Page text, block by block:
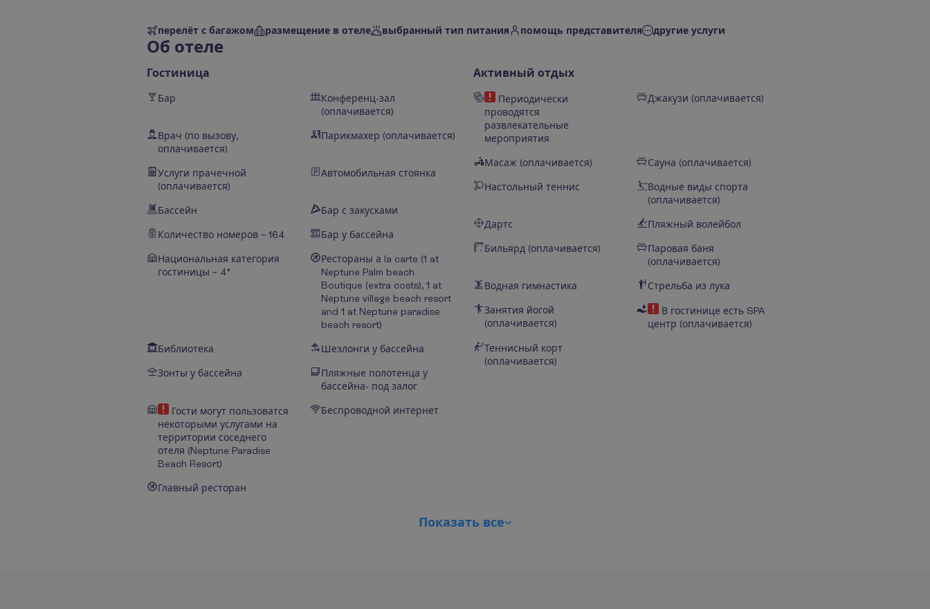
перелёт с багажом размещение в отеле выбранный тип питания помощь представителя другие услуги
Об отеле
Гостиница
Бар
Конференц-зал
(оплачивается)
Врач (по вызову,
оплачивается)
Парикмахер (оплачивается)
Услуги прачечной
(оплачивается)
Автомобильная стоянка
Бассейн Бар с закусками
Количество номеров – 164 Бар у бассейна
Национальная категория
гостиницы – 4*
Рестораны а la carte (1 at
Neptune Palm beach
Boutique (extra costs), 1 at
Neptune village beach resort
and 1 at Neptune paradise
beach resort)
Библиотека Шезлонги у бассейна
Зонты у бассейна
Пляжные полотенца у
бассейна- под залог
Гости могут пользоватся
некоторыми услугами на
территории соседнего
отеля (Neptune Paradise
Beach Resort)
Беспроводной интернет
Главный ресторан
Активный отдых
Периодически
проводятся
развлекательные
мероприятия
Джакузи (оплачивается)
Масаж (оплачивается) Сауна (оплачивается)
Настольный теннис
Водные виды спорта
(оплачивается)
Дартс Пляжный волейбол
Бильярд (оплачивается)
Паровая баня
(оплачивается)
Водная гимнастика Стрельба из лука
Занятия йогой
(оплачивается)
В гостинице есть SPA
центр (оплачивается)
Теннисный корт
(оплачивается)
Показать все